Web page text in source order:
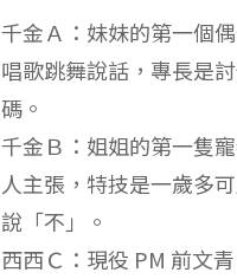
千金Ａ：妹妹的第一個
唱歌跳舞說話，專長是
碼。
千金Ｂ：姐姐的第一隻
人主張，特技是一歲多
說「不」。
西西Ｃ：現役 PM 前文